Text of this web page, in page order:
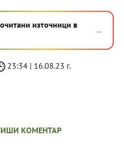
източници в
→
23:34 | 16.08.23 г.
КОМЕНТАР